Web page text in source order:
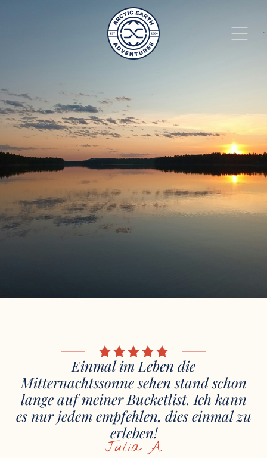
Einmal im Leben die
Mitternachtssonne sehen stand schon
lange auf meiner Bucketlist. Ich kann
es nur jedem empfehlen, dies einmal zu
erleben!
Julia A.